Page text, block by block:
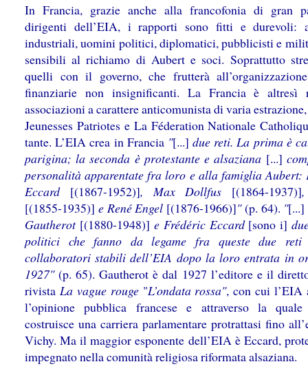
In Francia, grazie anche alla francofonia di gran
dirigenti dell’EIA, i rapporti sono fitti e durevoli:
industriali, uomini politici, diplomatici, pubblicisti e
sensibili al richiamo di Aubert e soci. Soprattutto
quelli con il governo, che frutterà
finanziarie non insignificanti. La Francia è altresì
associazioni a carattere anticomunista di varia
Jeunesses Patriotes e La Féderation Nationale
tante. L’EIA crea in Francia "[...]due reti. La prima è
parigina; la seconda è protestante e alsaziana [...]
personalità apparentate fra loro e alla famiglia Aubert:
Eccard [(1867-1952)], Max Dollfus [(1864-1937)]
[(1855-1935)] e René Engel [(1876-1966)]"(p. 64). "[...]
Gautherot [(1880-1948)] e Frédéric Eccard [sono i]
politici che fanno da legame fra queste due reti
collaboratori stabili dell’EIA dopo la loro entrata in
1927"(p. 65). Gautherot è dal 1927 l’editore e il
rivista La vague rouge"L’ondata rossa", con cui l’EIA
l’opinione pubblica francese e attraverso la
costruisce una carriera parlamentare protrattasi fino
Vichy. Ma il maggior esponente dell’EIA è Eccard,
impegnato nella comunità religiosa riformata alsaziana.